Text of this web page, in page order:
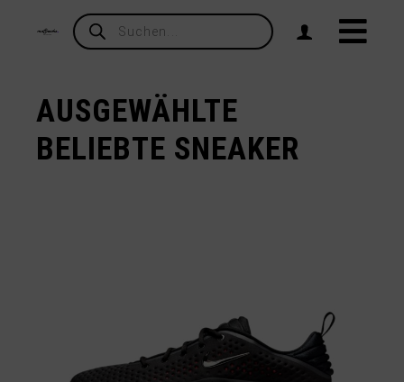
Products
search
AUSGEWÄHLTE
BELIEBTE SNEAKER